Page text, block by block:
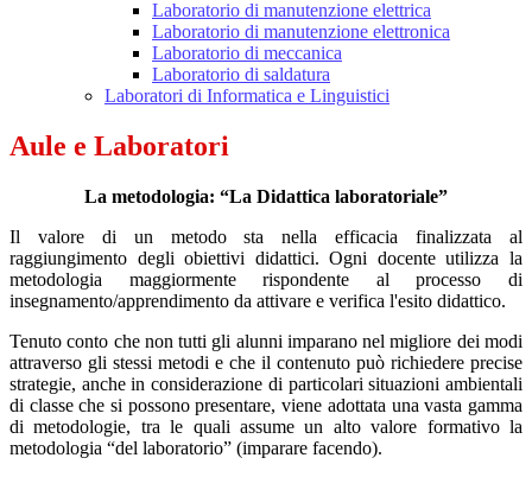
Laboratorio di manutenzione elettrica
Laboratorio di manutenzione elettronica
Laboratorio di meccanica
Laboratorio di saldatura
Laboratori di Informatica e Linguistici
Aule e Laboratori
La metodologia: “La Didattica laboratoriale”
Il valore di un metodo sta nella efficacia finalizzata al
raggiungimento degli obiettivi didattici. Ogni docente utilizza la
metodologia maggiormente rispondente al processo di
insegnamento/apprendimento da attivare e verifica l'esito didattico.
Tenuto conto che non tutti gli alunni imparano nel migliore dei modi
attraverso gli stessi metodi e che il contenuto può richiedere precise
strategie, anche in considerazione di particolari situazioni ambientali
di classe che si possono presentare, viene adottata una vasta gamma
di metodologie, tra le quali assume un alto valore formativo la
metodologia “del laboratorio” (imparare facendo).